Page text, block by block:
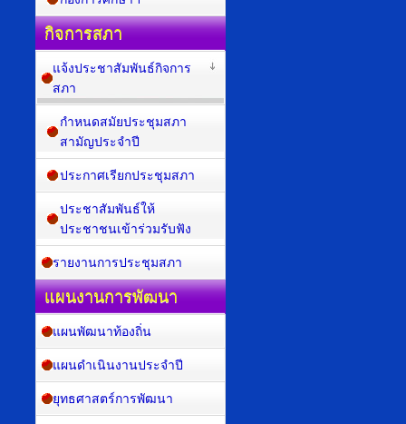
กิจการสภา
แจ้งประชาสัมพันธ์กิจการ
สภา
กำหนดสมัยประชุมสภา
สามัญประจำปี
ประกาศเรียกประชุมสภา
ประชาสัมพันธ์ให้
ประชาชนเข้าร่วมรับฟัง
รายงานการประชุมสภา
แผนงานการพัฒนา
แผนพัฒนาท้องถิ่น
แผนดำเนินงานประจำปี
ยุทธศาสตร์การพัฒนา